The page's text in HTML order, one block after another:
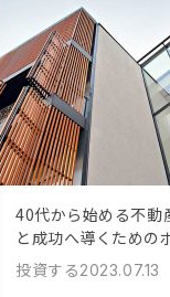
40代から始める不動
と成功へ導くための
投資する2023.07.13